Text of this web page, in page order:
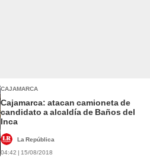
CAJAMARCA
Cajamarca: atacan camioneta de
candidato a alcaldía de Baños del
Inca
La República
04:42 | 15/08/2018